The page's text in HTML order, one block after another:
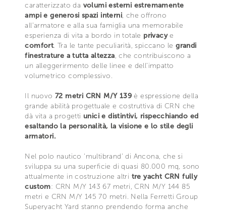
caratterizzato da volumi esterni estremamente
ampi e generosi spazi interni, che offrono
all’armatore e alla sua famiglia una memorabile
esperienza di vita a bordo in totale privacye
comfort. Tra le tante peculiarità, spiccano legrandi
finestrature a tutta altezza, che contribuiscono a
un alleggerirmento delle linee e dell’impatto
volumetrico complessivo.
Il nuovo 72 metri CRN M/Y 139è espressione della
grande abilità progettuale e costruttiva di CRN che
dà vita a progetti unici e distintivi, rispecchiando ed
esaltando la personalità, la visione e lo stile degli
armatori.
Nel polo nautico ‘multibrand’ di Ancona, che si
sviluppa su una superficie di quasi 80.000 mq, sono
attualmente in costruzione altri tre yacht CRN fully
custom: CRN M/Y 143 67 metri, CRN M/Y 144 85
metri e CRN M/Y 145 70 metri. Nella Ferretti Group
Superyacht Yard stanno prendendo forma anche